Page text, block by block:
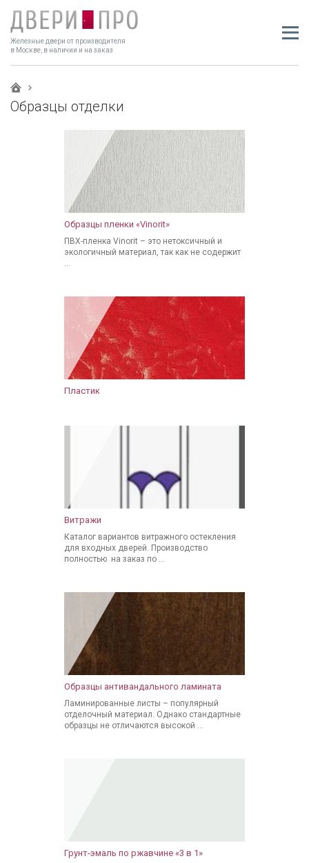
Железные двери от производителя
в Москве, в наличии и на заказ
Образцы отделки
Образцы пленки «Vinorit»
ПВХ-пленка Vinorit – это нетоксичный и
экологичный материал, так как не содержит
...
Пластик
Витражи
Каталог вариантов витражного остекления
для входных дверей. Производство
полностью на заказ по ...
Образцы антивандального ламината
Ламинированные листы – популярный
отделочный материал. Однако стандартные
образцы не отличаются высокой ...
Грунт-эмаль по ржавчине «3 в 1»